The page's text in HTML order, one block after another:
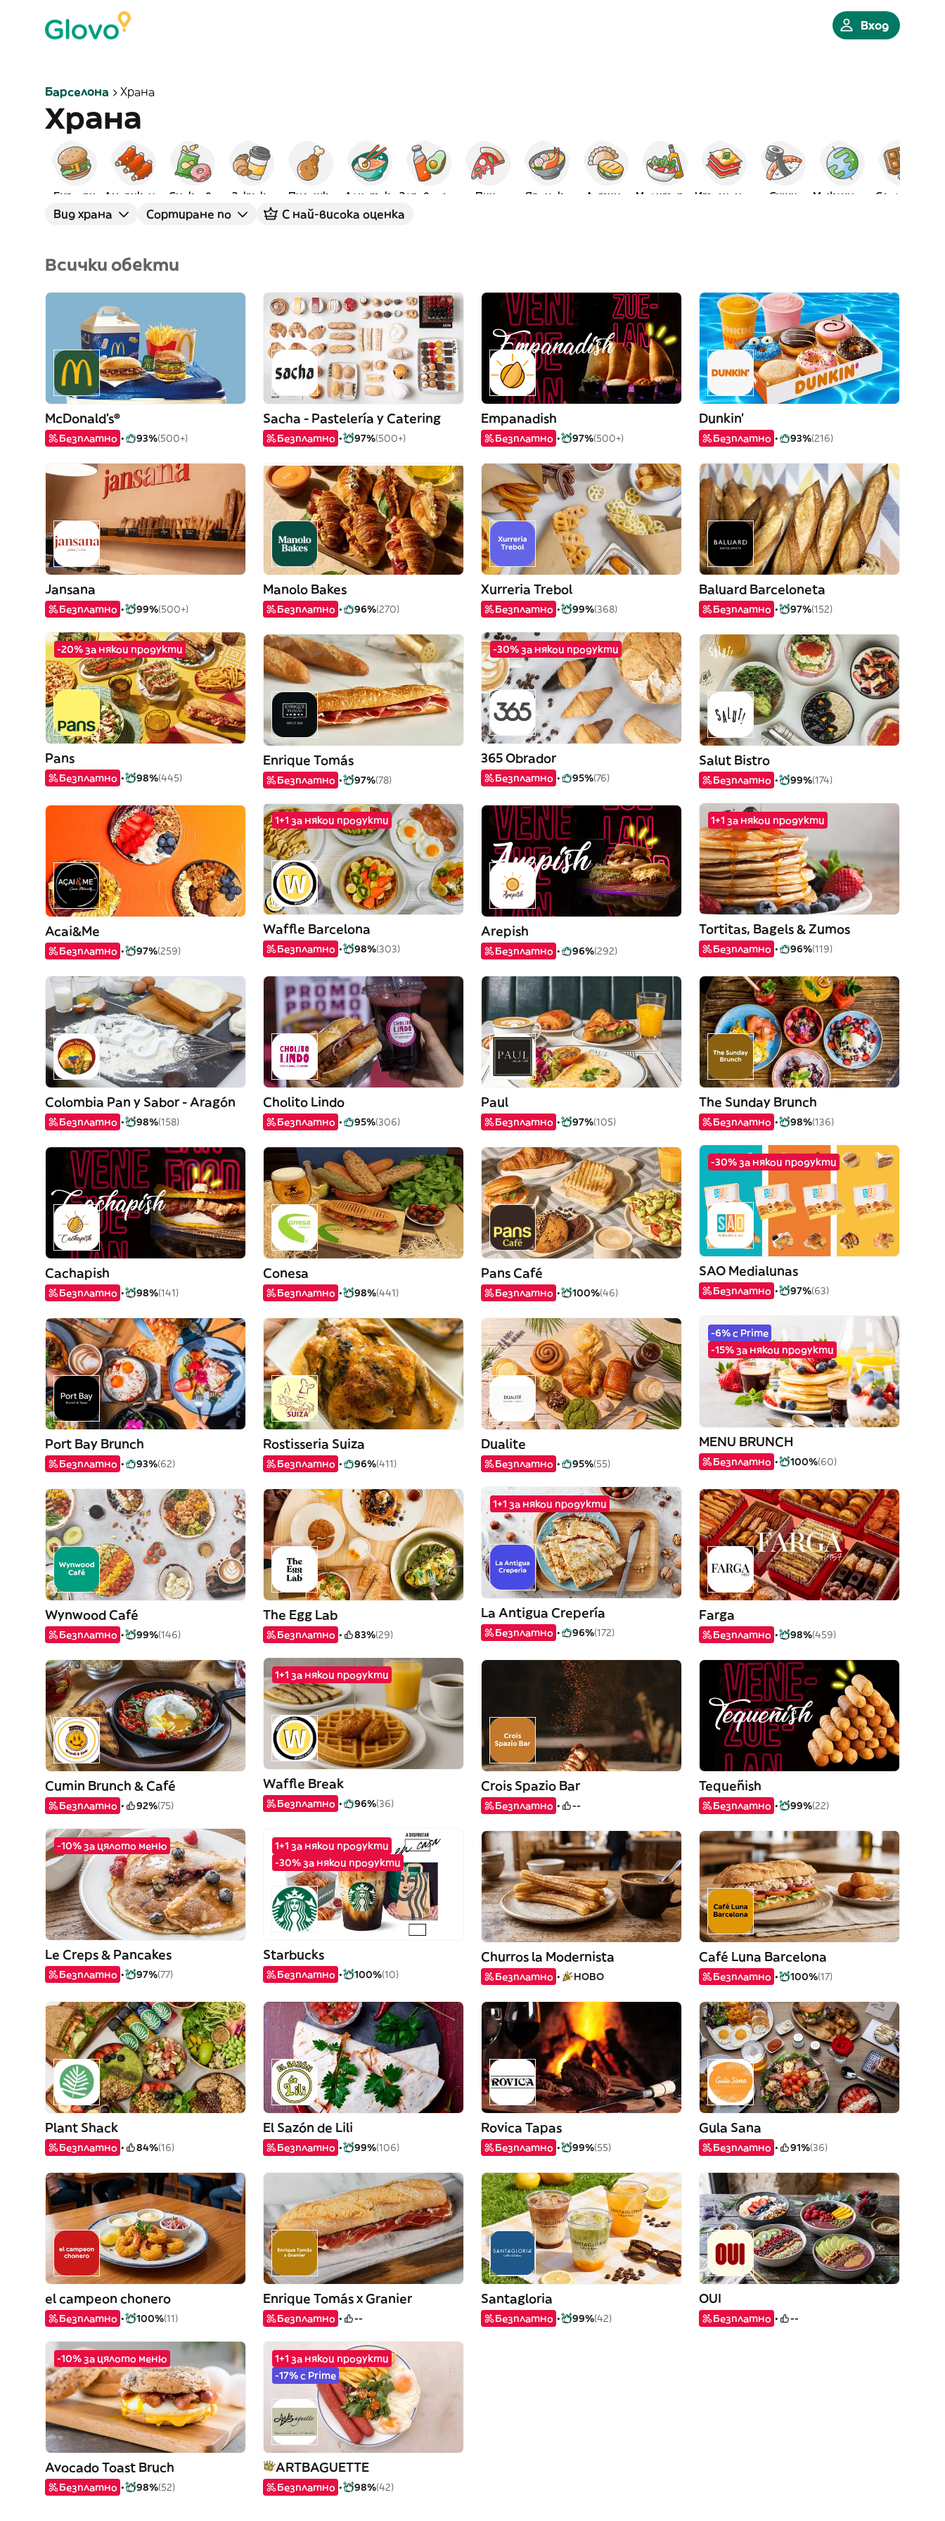
Вход
Барселона Храна
Храна
Бургери Снаксове Закуска Пилешко Азиатска Пица Японска Латино Суши Сладкиши
Вид храна Сортиране по С най-висока оценка
Всички обекти
McDonald's®
Безплатно 93%(500+)
Sacha - Pastelería y Catering
Безплатно 97%(500+)
Empanadish
Безплатно 97%(500+)
Dunkin'
Безплатно 93%(216)
Jansana
Безплатно 99%(500+)
Manolo Bakes
Безплатно 96%(270)
Xurreria Trebol
Безплатно 99%(368)
Baluard Barceloneta
Безплатно 97%(152)
-20% за някои продукти
Pans
Безплатно 98%(445)
Enrique Tomás
Безплатно 97%(78)
-30% за някои продукти
365 Obrador
Безплатно 95%(76)
Salut Bistro
Безплатно 99%(174)
Acai&Me
Безплатно 97%(259)
1+1 за някои продукти
Waffle Barcelona
Безплатно 98%(303)
Arepish
Безплатно 96%(292)
1+1 за някои продукти
Tortitas, Bagels & Zumos
Безплатно 96%(119)
Colombia Pan y Sabor - Aragón
Безплатно 98%(158)
Cholito Lindo
Безплатно 95%(306)
Paul
Безплатно 97%(105)
The Sunday Brunch
Безплатно 98%(136)
Cachapish
Безплатно 98%(141)
Conesa
Безплатно 98%(441)
Pans Café
Безплатно 100%(46)
-30% за някои продукти
SAO Medialunas
Безплатно 97%(63)
Port Bay Brunch
Безплатно 93%(62)
Rostisseria Suiza
Безплатно 96%(411)
Dualite
Безплатно 95%(55)
-6% с Prime
-15% за някои продукти
MENU BRUNCH
Безплатно 100%(60)
Wynwood Café
Безплатно 99%(146)
The Egg Lab
Безплатно 83%(29)
1+1 за някои продукти
La Antigua Crepería
Безплатно 96%(172)
Farga
Безплатно 98%(459)
Cumin Brunch & Café
Безплатно 92%(75)
1+1 за някои продукти
Waffle Break
Безплатно 96%(36)
Crois Spazio Bar
Безплатно --
Tequeñish
Безплатно 99%(22)
-10% за цялото меню
Le Creps & Pancakes
Безплатно 97%(77)
1+1 за някои продукти
-30% за някои продукти
Starbucks
Безплатно 100%(10)
Churros la Modernista
Безплатно НОВО
Café Luna Barcelona
Безплатно 100%(17)
Plant Shack
Безплатно 84%(16)
El Sazón de Lili
Безплатно 99%(106)
Rovica Tapas
Безплатно 99%(55)
Gula Sana
Безплатно 91%(36)
el campeon chonero
Безплатно 100%(11)
Enrique Tomás x Granier
Безплатно --
Santagloria
Безплатно 99%(42)
OUI
Безплатно --
-10% за цялото меню
Avocado Toast Bruch
Безплатно 98%(52)
1+1 за някои продукти
-17% с Prime
ARTBAGUETTE
Безплатно 98%(42)